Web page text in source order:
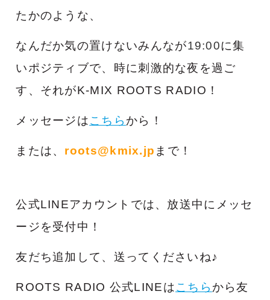
たかのような、
な んだか気の置けないみんなが19:00に集
いポジティブで、時に刺激的な夜を過ご
す、それがK-MIX ROOTS RADIO！
メッセージはこちら から！
または、 roots@kmix.jp まで！
公式LINEアカウントでは、放送中にメッセ
ージを受付中！
友だち追加して、送ってくださいね♪
ROOTS RADIO 公式LINEはこちら から友